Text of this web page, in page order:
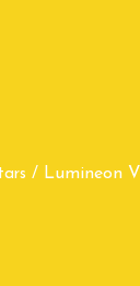
/ Lumineon V